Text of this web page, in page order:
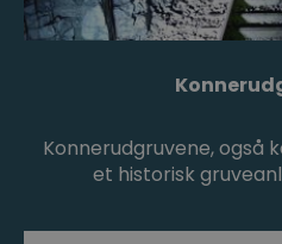
Konnerudgruvene, også
et historisk